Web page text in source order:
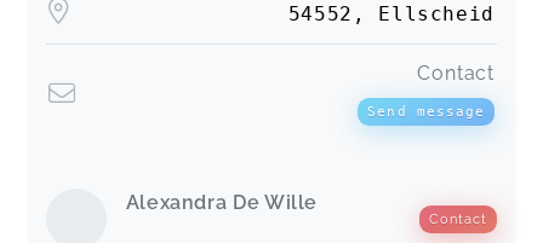
54552, Ellscheid
Contact
Send message
Alexandra De Wille
Contact